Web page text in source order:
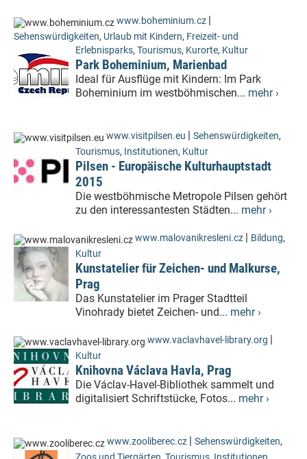
www.boheminium.cz |
Sehenswürdigkeiten, Urlaub mit Kindern, Freizeit- und
Erlebnisparks, Tourismus, Kurorte, Kultur
Park Boheminium, Marienbad
Ideal für Ausflüge mit Kindern: Im Park
Boheminium im westböhmischen... mehr ›
www.visitpilsen.eu | Sehenswürdigkeiten,
Tourismus, Institutionen, Kultur
Pilsen - Europäische Kulturhauptstadt
2015
Die westböhmische Metropole Pilsen gehört
zu den interessantesten Städten... mehr ›
www.malovanikresleni.cz | Bildung,
Kultur
Kunstatelier für Zeichen- und Malkurse,
Prag
Das Kunstatelier im Prager Stadtteil
Vinohrady bietet Zeichen- und... mehr ›
www.vaclavhavel-library.org |
Kultur
Knihovna Václava Havla, Prag
Die Václav-Havel-Bibliothek sammelt und
digitalisiert Schriftstücke, Fotos... mehr ›
www.zooliberec.cz | Sehenswürdigkeiten,